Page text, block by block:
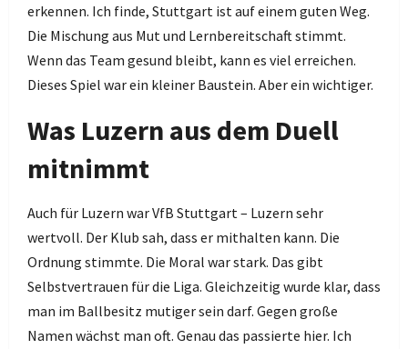
erkennen. Ich finde, Stuttgart ist auf einem guten Weg.
Die Mischung aus Mut und Lernbereitschaft stimmt.
Wenn das Team gesund bleibt, kann es viel erreichen.
Dieses Spiel war ein kleiner Baustein. Aber ein wichtiger.
Was Luzern aus dem Duell
mitnimmt
Auch für Luzern war VfB Stuttgart – Luzern sehr
wertvoll. Der Klub sah, dass er mithalten kann. Die
Ordnung stimmte. Die Moral war stark. Das gibt
Selbstvertrauen für die Liga. Gleichzeitig wurde klar, dass
man im Ballbesitz mutiger sein darf. Gegen große
Namen wächst man oft. Genau das passierte hier. Ich